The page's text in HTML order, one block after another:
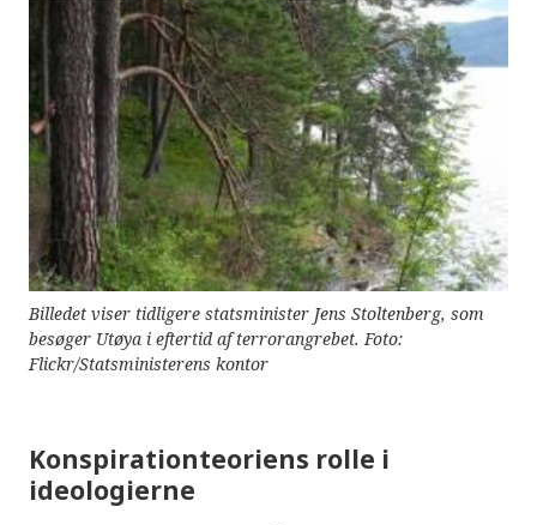
Billedet viser tidligere statsminister Jens Stoltenberg, som
besøger Utøya i eftertid af terrorangrebet. Foto:
Flickr/Statsministerens kontor
Konspirationteoriens rolle i
ideologierne